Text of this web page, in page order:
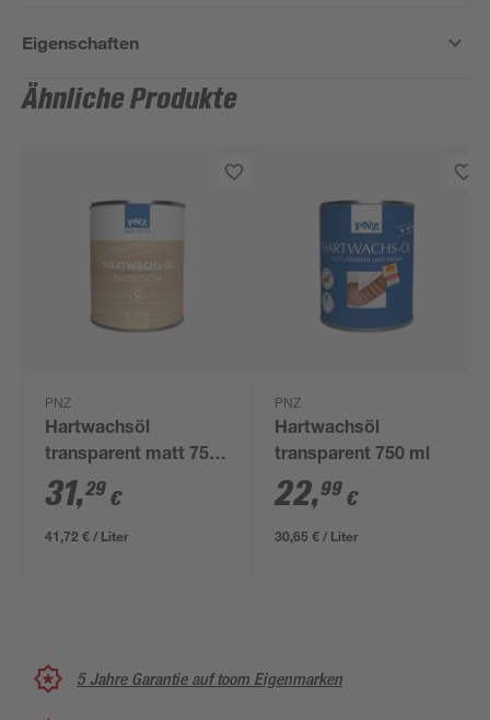
Eigenschaften
Ähnliche Produkte
PNZ
Hartwachsöl
transparent matt 750
ml
31,29 €
41,72 € / Liter
PNZ
Hartwachsöl
transparent 750 ml
22,99 €
30,65 € / Liter
5 Jahre Garantie auf toom Eigenmarken